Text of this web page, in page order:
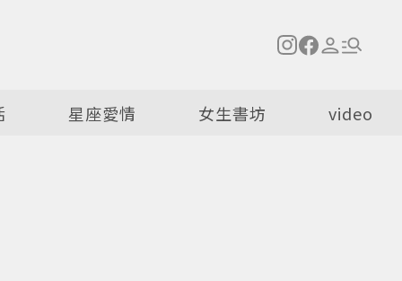
星座愛情 女生書坊 video